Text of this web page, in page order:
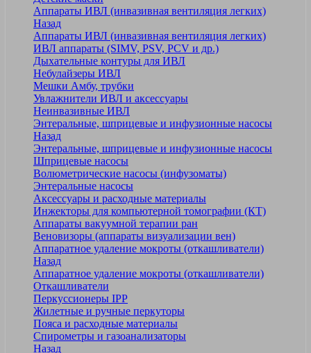
Аппараты ИВЛ (инвазивная вентиляция легких)
Назад
Аппараты ИВЛ (инвазивная вентиляция легких)
ИВЛ аппараты (SIMV, PSV, PCV и др.)
Дыхательные контуры для ИВЛ
Небулайзеры ИВЛ
Мешки Амбу, трубки
Увлажнители ИВЛ и аксессуары
Неинвазивные ИВЛ
Энтеральные, шприцевые и инфузионные насосы
Назад
Энтеральные, шприцевые и инфузионные насосы
Шприцевые насосы
Волюметрические насосы (инфузоматы)
Энтеральные насосы
Аксессуары и расходные материалы
Инжекторы для компьютерной томографии (КТ)
Аппараты вакуумной терапии ран
Веновизоры (аппараты визуализации вен)
Аппаратное удаление мокроты (откашливатели)
Назад
Аппаратное удаление мокроты (откашливатели)
Откашливатели
Перкуссионеры IPP
Жилетные и ручные перкуторы
Пояса и расходные материалы
Спирометры и газоанализаторы
Назад